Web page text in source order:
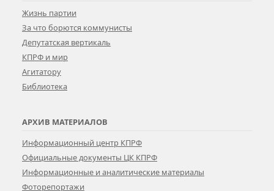
Жизнь партии
За что борются коммунисты
Депутатская вертикаль
КПРФ и мир
Агитатору
Библиотека
АРХИВ МАТЕРИАЛОВ
Информационный центр КПРФ
Официальные документы ЦК КПРФ
Информационные и аналитические материалы
Фоторепортажи